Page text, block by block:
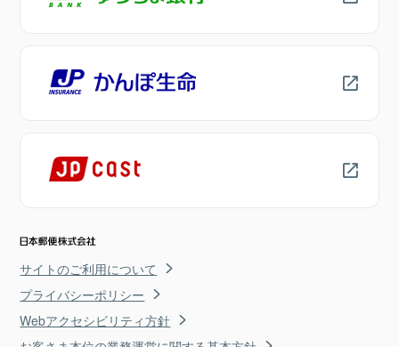
サイトのご利用について
プライバシーポリシー
Webアクセシビリティ方針